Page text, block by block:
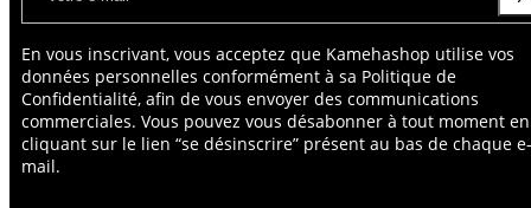
En vous inscrivant, vous acceptez que Kamehashop utilise vos
données personnelles conformément à sa Politique de
Confidentialité, afin de vous envoyer des communications
commerciales. Vous pouvez vous désabonner à tout moment en
cliquant sur le lien “se désinscrire” présent au bas de chaque e-
mail.